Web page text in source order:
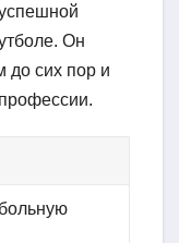
Он
до сих пор и